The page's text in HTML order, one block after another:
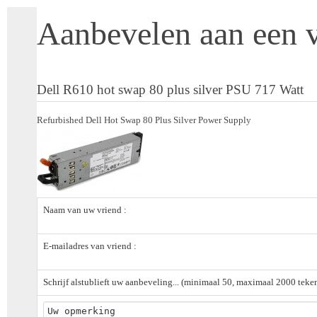
Aanbevelen aan een
Dell R610 hot swap 80 plus silver PSU 717 Watt
Refurbished Dell Hot Swap 80 Plus Silver Power Supply
Naam van uw vriend :
E-mailadres van vriend :
Schrijf alstublieft uw aanbeveling... (minimaal 50, maximaal 2000